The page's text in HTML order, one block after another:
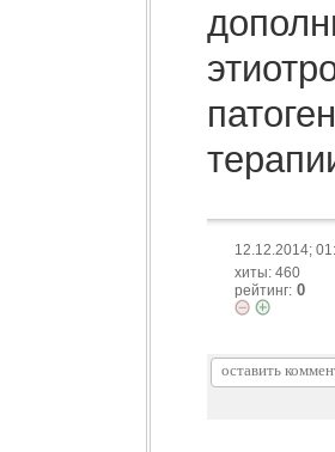
12.12.2014;
хиты: 460
рейтинг: 0